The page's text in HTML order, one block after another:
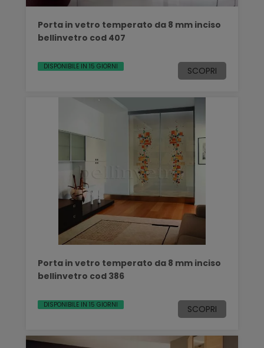
Porta in vetro temperato da 8 mm inciso
bellinvetro cod 407
DISPONIBILE IN 15 GIORNI SCOPRI
Porta in vetro temperato da 8 mm inciso
bellinvetro cod 386
DISPONIBILE IN 15 GIORNI SCOPRI